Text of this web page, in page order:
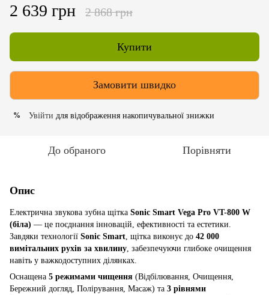
2 639 грн 2 868 грн
Купити
Замовити швидко
% Увійти для відображення накопичувальної знижки
До обраного Порівняти
Опис
Електрична звукова зубна щітка Sonic Smart Vega Pro VT-800 W
(біла) — це поєднання інновацій, ефективності та естетики.
Завдяки технології Sonic Smart , щітка виконує до 42 000
вимітальних рухів за хвилину , забезпечуючи глибоке очищення
навіть у важкодоступних ділянках.
Оснащена 5 режимами чищення (Відбілювання, Очищення,
Бережний догляд, Полірування, Масаж) та 3 рівнями